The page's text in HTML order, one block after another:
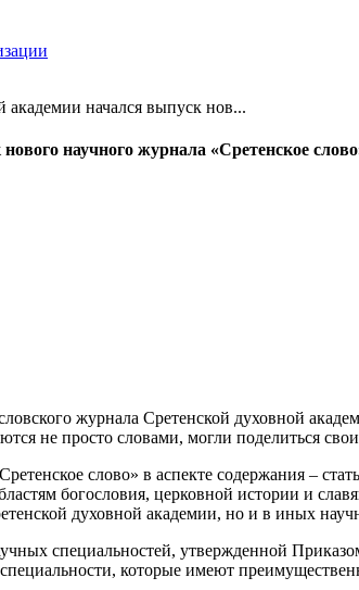
академии начался выпуск нов...
научного журнала «Сретенское
журнала Сретенской духовной
не просто словами, могли поделиться
слово» в аспекте содержания –
богословия, церковной истории и
духовной академии, но и в иных
специальностей, утвержденной
которые имеют